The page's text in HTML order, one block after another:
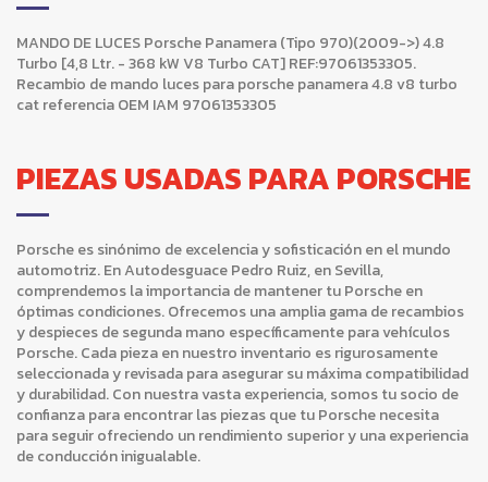
MANDO DE LUCES Porsche Panamera (Tipo 970)(2009->) 4.8
Turbo [4,8 Ltr. - 368 kW V8 Turbo CAT] REF:97061353305.
Recambio de mando luces para porsche panamera 4.8 v8 turbo
cat referencia OEM IAM 97061353305
PIEZAS USADAS PARA PORSCHE
Porsche es sinónimo de excelencia y sofisticación en el mundo
automotriz. En Autodesguace Pedro Ruiz, en Sevilla,
comprendemos la importancia de mantener tu Porsche en
óptimas condiciones. Ofrecemos una amplia gama de recambios
y despieces de segunda mano específicamente para vehículos
Porsche. Cada pieza en nuestro inventario es rigurosamente
seleccionada y revisada para asegurar su máxima compatibilidad
y durabilidad. Con nuestra vasta experiencia, somos tu socio de
confianza para encontrar las piezas que tu Porsche necesita
para seguir ofreciendo un rendimiento superior y una experiencia
de conducción inigualable.